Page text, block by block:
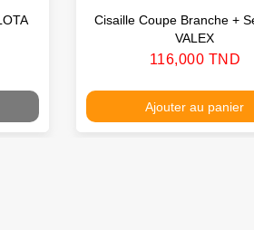
Cisaille Coupe Branche +
VALEX
Prix
116,000 TND
Ajouter au panier